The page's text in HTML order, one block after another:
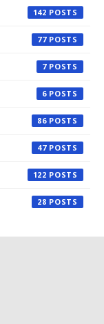
142
77
7
6
86
47
122
28